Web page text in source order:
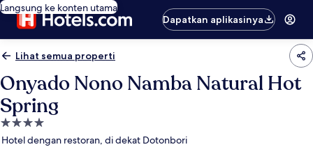
Langsung ke konten utama
Dapatkan aplikasinya
Lihat semua properti
Onyado Nono Namba Natural Hot
Spring
Properti
bintang
Hotel dengan restoran, di dekat Dotonbori